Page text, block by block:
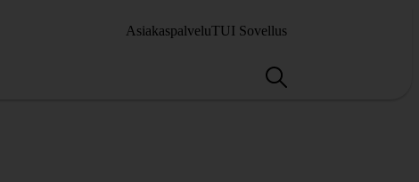
AsiakaspalveluTUI Sovellus